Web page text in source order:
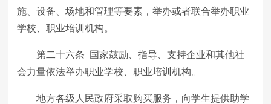
施、设备、场地和管理等要素，举办或者联合举办职业
学校、职业培训机构。
第二十六条 国家鼓励、指导、支持企业和其他社
会力量依法举办职业学校、职业培训机构。
地方各级人民政府采取购买服务，向学生提供助学